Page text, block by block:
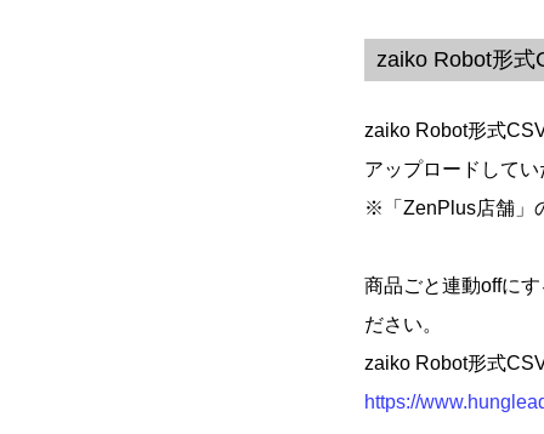
zaiko Robot形式
zaiko Robot形式
アップロードして
※「ZenPlus店舗」
商品ごと連動offに
ださい。
zaiko Robot形式
https://